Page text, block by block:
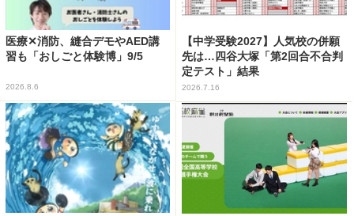
医療✕消防、縫合デモやAED講
習も「おしごと体験博」9/5
2026.8.6
【中学受験2027】人気校の併願
先は…四谷大塚「第2回合不合判
定テスト」結果
2026.7.16